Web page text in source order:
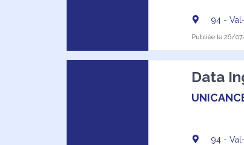
94 -
Publiée le 26/
Data
94 -